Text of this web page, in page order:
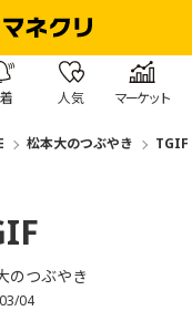
人気 マーケット
松本大のつぶやき TGIF
のつぶやき
04